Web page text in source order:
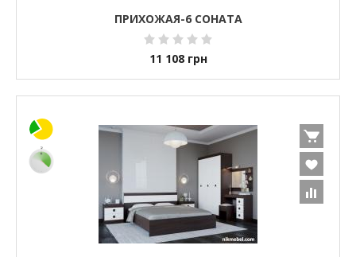
ПРИХОЖАЯ-6 СОНАТА
11 108 грн